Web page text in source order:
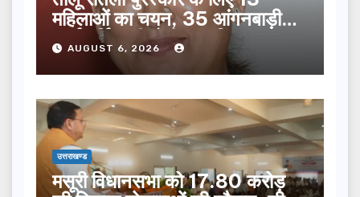
महिलाओं का चयन, 35 आंगनबाड़ी
कार्यकर्तियां भी होंगी सम्मानित…
AUGUST 6, 2026
उत्तराखण्ड
मसूरी विधानसभा को 17.80 करोड़